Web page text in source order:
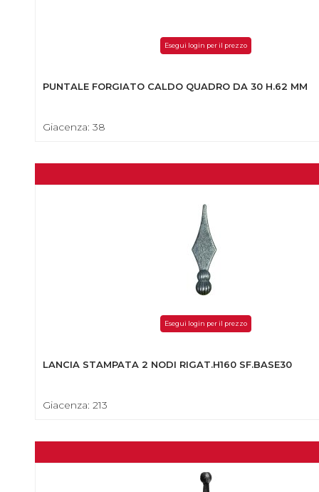
Esegui login per il prezzo
PUNTALE FORGIATO CALDO QUADRO DA 30 H.62 MM
Giacenza: 38
Esegui login per il prezzo
LANCIA STAMPATA 2 NODI RIGAT.H160 SF.BASE30
Giacenza: 213